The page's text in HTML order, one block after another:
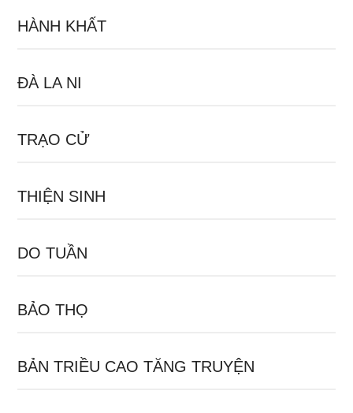
HÀNH KHẤT
ĐÀ LA NI
TRẠO CỬ
THIỆN SINH
DO TUẦN
BẢO THỌ
BẢN TRIỀU CAO TĂNG TRUYỆN